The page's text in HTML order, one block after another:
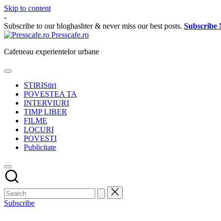
Skip to content
-
Subscribe to our bloghashter & never miss our best posts. Subscribe
Presscafe.ro
Cafeneau experientelor urbane
STIRIStiri
POVESTEA TA
INTERVIURI
TIMP LIBER
FILME
LOCURI
POVESTI
Publicitate
Subscribe